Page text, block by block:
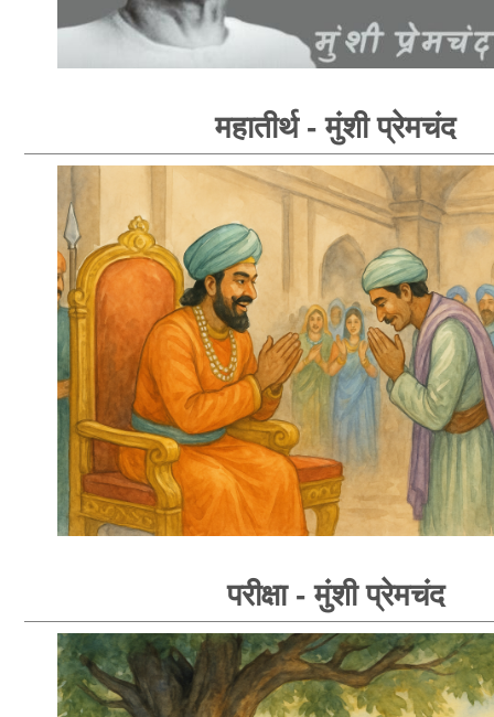
महातीर्थ - मुंशी प्रेमचंद
परीक्षा - मुंशी प्रेमचंद